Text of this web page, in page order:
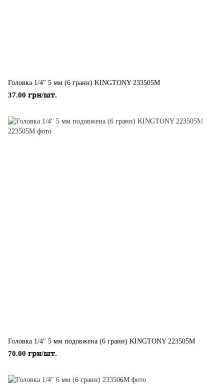
Головка 1/4" 5 мм (6 гранн) KINGTONY 233505M
37.00 грн/шт.
Головка 1/4" 5 мм подовжена (6 гранн) KINGTONY 223505M
70.00 грн/шт.